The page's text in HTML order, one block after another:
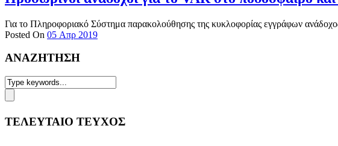
Για το Πληροφοριακό Σύστημα παρακολούθησης της κυκλοφορίας εγγράφων
Posted On 05 Απρ 2019
ΑΝΑΖΗΤΗΣΗ
ΤΕΛΕΥΤΑΙΟ ΤΕΥΧΟΣ